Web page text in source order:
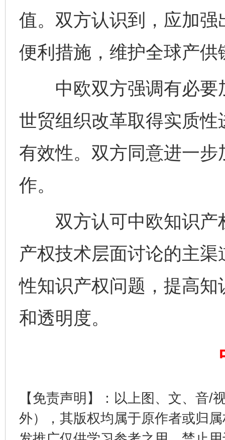
值。双方认识到，应加
便利措施，维护全球产供
中欧双方强调有必要
世贸组织改革取得实质
有效性。双方同意进一
作。
双方认可中欧知识产
产权技术层面讨论的主
性知识产权问题，提高
和透明度。
【免责声明】：以上图、文、音/
外），其版权均属于原作者或归
东山县通报“牛蛙产品抗生素超标问题” 法
千年窑火 生生不息